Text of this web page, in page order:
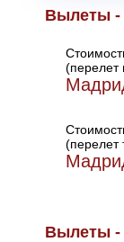
Вылеты -
(перелет
(перелет
Вылеты -